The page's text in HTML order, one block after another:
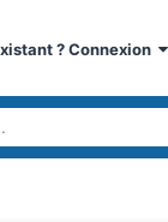
? Connexion